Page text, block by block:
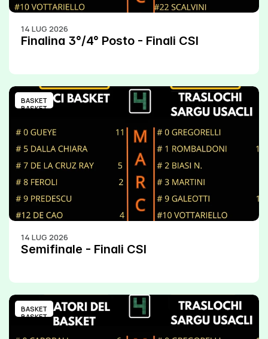
14 LUG 2026
Finalina 3°/4° Posto - Finali CSI
BASKET
BASKET
14 LUG 2026
Semifinale - Finali CSI
BASKET
BASKET